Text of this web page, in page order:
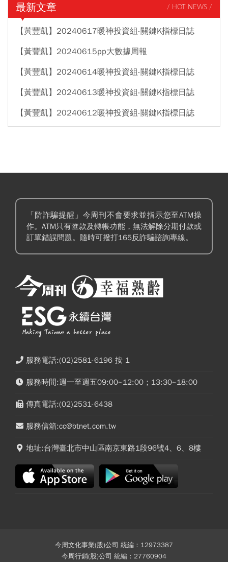
最新文章 / HOT NEWS /
【黃豐凱】20240617暖神投資組-關鍵K指標日誌
【黃豐凱】20240615pp大數據周報
【黃豐凱】20240614暖神投資組-關鍵K指標日誌
【黃豐凱】20240613暖神投資組-關鍵K指標日誌
【黃豐凱】20240612暖神投資組-關鍵K指標日誌
「防詐騙提醒」今周刊不會要求並指示您至ATM操
作。ATM只有匯款及轉帳功能，無法解除分期付款或
訂單錯誤問題。隨時可撥打165反詐騙諮詢專線。
服務電話:(02)2581-6196 按 1
服務時間:週一至週五09:00~12:00；13:30~18:00
傳真電話:(02)2531-6438
服務信箱:cc@btnet.com.tw
地址:台灣臺北市中山區南京東路1段96號4、6、8樓
今周文化事業(股)公司 統編：12973387
今周行銷(股)公司 統編：27760904